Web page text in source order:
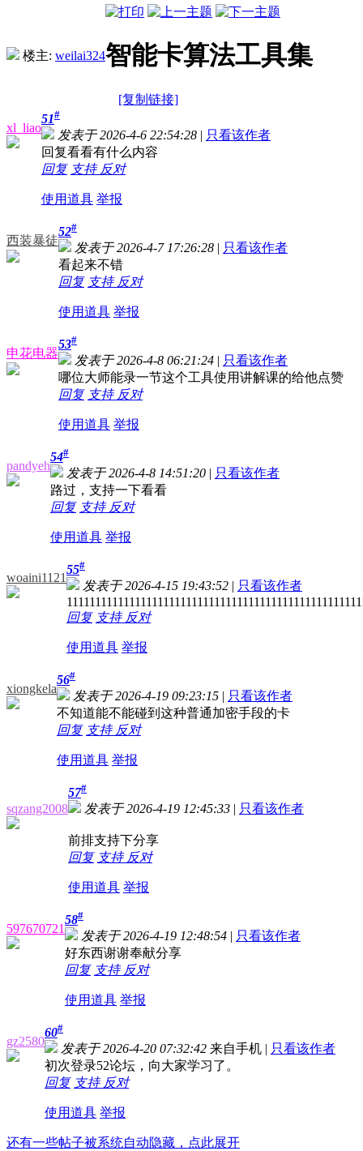
楼主: weilai324智能卡算法工具集
[复制链接]
xl_liao
51#
发表于 2026-4-6 22:54:28 | 只看该作者
回复看看有什么内容
回复 支持 反对
使用道具 举报
西装暴徒
52#
发表于 2026-4-7 17:26:28 | 只看该作者
看起来不错
回复 支持 反对
使用道具 举报
申花电器
53#
发表于 2026-4-8 06:21:24 | 只看该作者
哪位大师能录一节这个工具使用讲解课的给他点赞
回复 支持 反对
使用道具 举报
pandyeh
54#
发表于 2026-4-8 14:51:20 | 只看该作者
路过，支持一下看看
回复 支持 反对
使用道具 举报
woaini1121
55#
发表于 2026-4-15 19:43:52 | 只看该作者
回复 支持 反对
使用道具 举报
xiongkela
56#
发表于 2026-4-19 09:23:15 | 只看该作者
不知道能不能碰到这种普通加密手段的卡
回复 支持 反对
使用道具 举报
sqzang2008
57#
发表于 2026-4-19 12:45:33 | 只看该作者
前排支持下分享
回复 支持 反对
使用道具 举报
597670721
58#
发表于 2026-4-19 12:48:54 | 只看该作者
好东西谢谢奉献分享
回复 支持 反对
使用道具 举报
gz2580
60#
发表于 2026-4-20 07:32:42 来自手机 | 只看该作者
初次登录52论坛，向大家学习了。
回复 支持 反对
使用道具 举报
还有一些帖子被系统自动隐藏，点此展开